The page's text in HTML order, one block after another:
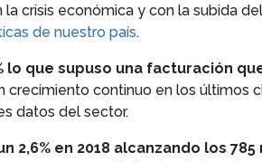
crisis económica y con la subida
de nuestro país.
que supuso una facturación
continuo en los últimos
datos del sector.
en 2018 alcanzando los